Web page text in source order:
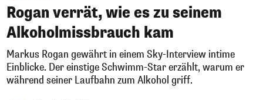
Rogan verrät, wie es zu seinem
Alkoholmissbrauch kam
Markus Rogan gewährt in einem Sky-Interview intime
Einblicke. Der einstige Schwimm-Star erzählt, warum er
während seiner Laufbahn zum Alkohol griff.